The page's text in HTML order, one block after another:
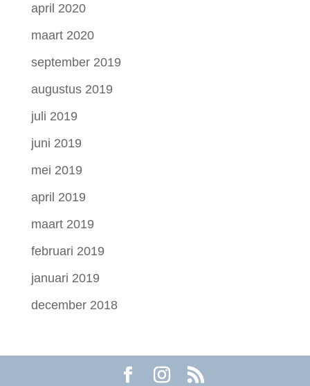
april 2020
maart 2020
september 2019
augustus 2019
juli 2019
juni 2019
mei 2019
april 2019
maart 2019
februari 2019
januari 2019
december 2018